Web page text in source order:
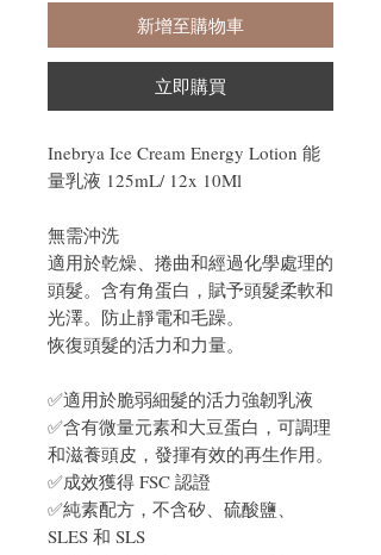
新增至購物車
立即購買
Inebrya Ice Cream Energy Lotion 能
量乳液 125mL/ 12x 10Ml
無需沖洗
適用於乾燥、捲曲和經過化學處理的
頭髮。含有角蛋白，賦予頭髮柔軟和
光澤。防止靜電和毛躁。
恢復頭髮的活力和力量。
✅適用於脆弱細髮的活力強韌乳液
✅含有微量元素和大豆蛋白，可調理
和滋養頭皮，發揮有效的再生作用。
✅成效獲得 FSC 認證
✅純素配方，不含矽、硫酸鹽、
SLES 和 SLS